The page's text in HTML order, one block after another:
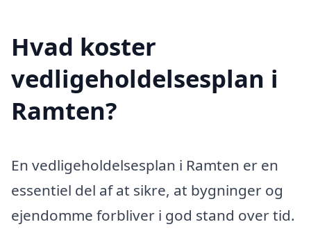
Hvad koster
vedligeholdelsesplan i
Ramten?
En vedligeholdelsesplan i Ramten er en
essentiel del af at sikre, at bygninger og
ejendomme forbliver i god stand over tid.